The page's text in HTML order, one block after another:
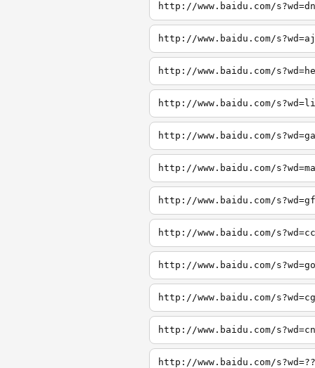
http://www.baidu.com/s?wd=dn
http://www.baidu.com/s?wd=aj
http://www.baidu.com/
http://www.baidu.com/
http://www.baidu.com/
http://www.baidu.com/
http://www.baidu.com/
http://www.baidu.com/
http://www.baidu.com/
http://www.baidu.com/
http://www.baidu.com/
http://www.baidu.com/